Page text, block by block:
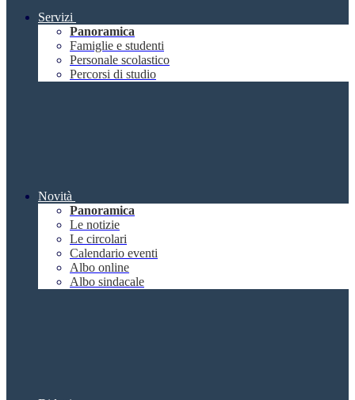
Servizi
Panoramica
Famiglie e studenti
Personale scolastico
Percorsi di studio
Novità
Panoramica
Le notizie
Le circolari
Calendario eventi
Albo online
Albo sindacale